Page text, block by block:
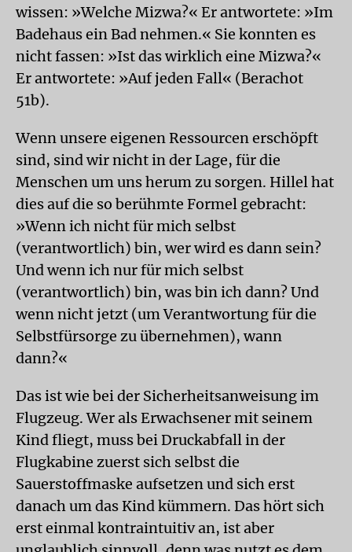
wissen: »Welche Mizwa?« Er antwortete: »Im
Badehaus ein Bad nehmen.« Sie konnten es
nicht fassen: »Ist das wirklich eine Mizwa?«
Er antwortete: »Auf jeden Fall« (Berachot
51b).
Wenn unsere eigenen Ressourcen erschöpft
sind, sind wir nicht in der Lage, für die
Menschen um uns herum zu sorgen. Hillel hat
dies auf die so berühmte Formel gebracht:
»Wenn ich nicht für mich selbst
(verantwortlich) bin, wer wird es dann sein?
Und wenn ich nur für mich selbst
(verantwortlich) bin, was bin ich dann? Und
wenn nicht jetzt (um Verantwortung für die
Selbstfürsorge zu übernehmen), wann
dann?«
Das ist wie bei der Sicherheitsanweisung im
Flugzeug. Wer als Erwachsener mit seinem
Kind fliegt, muss bei Druckabfall in der
Flugkabine zuerst sich selbst die
Sauerstoffmaske aufsetzen und sich erst
danach um das Kind kümmern. Das hört sich
erst einmal kontraintuitiv an, ist aber